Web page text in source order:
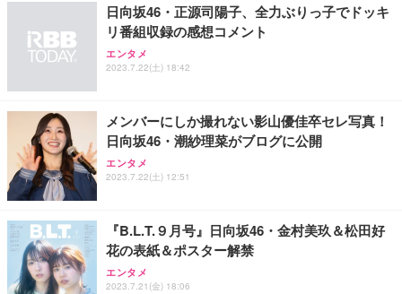
務用 おしゃれ パソコンチェア (ブラック)
Sezlife オフィスチェア デスクチェア 疲れない テレ
ワーク チェア 強化バックレスト 30度ロッキング機
能 人間工学 椅子 腰サポート 90度跳ね上げ式アーム
務用 おしゃれ パソコンチェア (ホワイト)
ANDWINT オフィスチェア デスクチェア 肘なし メ
ッシュ 通気性 ランバーサポート付き 腰サポート ガ
ス圧無段階昇降 360度回転 キャスター付き コンパク
【整備済み品】Dell E2724HS 27インチ 液晶モニタ
ー フルHD（1920×1080）VA 非光沢 HDMI/DisplayP
ort/VGA スピーカー内蔵 高さ調整 スイベル VESA対
【MiniLED/24.5inch/280Hz/FHD】GRAPHT THE S
HOOTER Gaming Monitor 24” Essential ゲーミン
グモニター QD 24.5インチ 1ms FHD 量子ドット 残
Smart Basic(スマートベーシック) 【Amazon.co.jp
限定】 Smart Basic アイリスオーヤマ ペットシーツ
超厚型 お徳用 ワイド 100枚入 (x 1) (ケース販売)
アイリスオーヤマ ペットシーツ 超厚型 お徳用 レギ
ュラー 200枚入【Amazon.co.jp限定】
日向坂46・正源司陽子、全力ぶりっ子でドッキ
リ番組収録の感想コメント
エンタメ
2023.7.22(土) 18:42
メンバーにしか撮れない影山優佳卒セレ写真！
日向坂46・潮紗理菜がブログに公開
エンタメ
2023.7.22(土) 12:51
『B.L.T.９月号』日向坂46・金村美玖＆松田好
花の表紙＆ポスター解禁
エンタメ
2023.7.21(金) 18:06